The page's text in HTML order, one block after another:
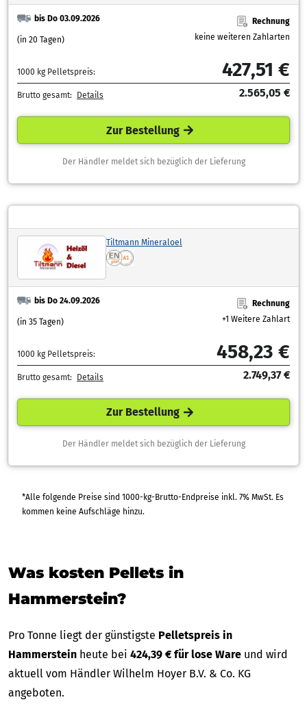
bis Do 03.09.2026
(in 20 Tagen)
Rechnung
keine weiteren Zahlarten
1000 kg Pelletspreis: 427,51 €
Brutto gesamt: Details 2.565,05 €
Zur Bestellung
Der Händler meldet sich bezüglich der Lieferung
Tiltmann Mineraloel
bis Do 24.09.2026
(in 35 Tagen)
Rechnung
+1 Weitere Zahlart
1000 kg Pelletspreis: 458,23 €
Brutto gesamt: Details 2.749,37 €
Zur Bestellung
Der Händler meldet sich bezüglich der Lieferung
*Alle folgende Preise sind 1000-kg-Brutto-Endpreise inkl. 7% MwSt. Es
kommen keine Aufschläge hinzu.
Was kosten Pellets in
Hammerstein?
Pro Tonne liegt der günstigste Pelletspreis in
Hammerstein heute bei 424,39 € für lose Ware und wird
aktuell vom Händler Wilhelm Hoyer B.V. & Co. KG
angeboten.